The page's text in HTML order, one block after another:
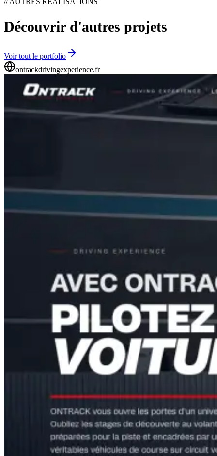
// AUTRES RÉALISATIONS
Découvrir d'autres projets
Voir tout le portfolio
ontrackdrivingexperience.fr